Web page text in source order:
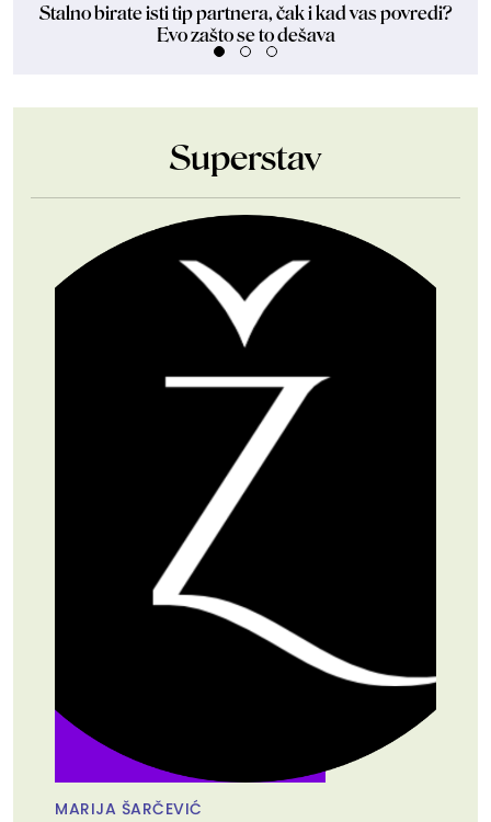
Stalno birate isti tip partnera, čak i kad vas povredi?
Evo zašto se to dešava
Superstav
MARIJA ŠARČEVIĆ